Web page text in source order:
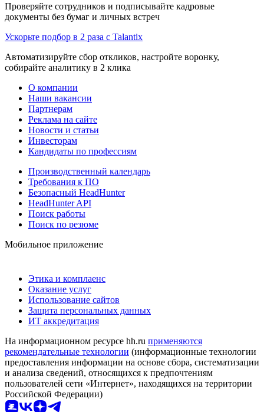
Проверяйте сотрудников и подписывайте кадровые
документы без бумаг и личных встреч
Ускорьте подбор в 2 раза с Talantix
Автоматизируйте сбор откликов, настройте воронку,
собирайте аналитику в 2 клика
О компании
Наши вакансии
Партнерам
Реклама на сайте
Новости и статьи
Инвесторам
Кандидаты по профессиям
Производственный календарь
Требования к ПО
Безопасный HeadHunter
HeadHunter API
Поиск работы
Поиск по резюме
Мобильное приложение
Этика и комплаенс
Оказание услуг
Использование сайтов
Защита персональных данных
ИТ аккредитация
На информационном ресурсе hh.ru применяются
рекомендательные технологии (информационные технологии
предоставления информации на основе сбора, систематизации
и анализа сведений, относящихся к предпочтениям
пользователей сети «Интернет», находящихся на территории
Российской Федерации)